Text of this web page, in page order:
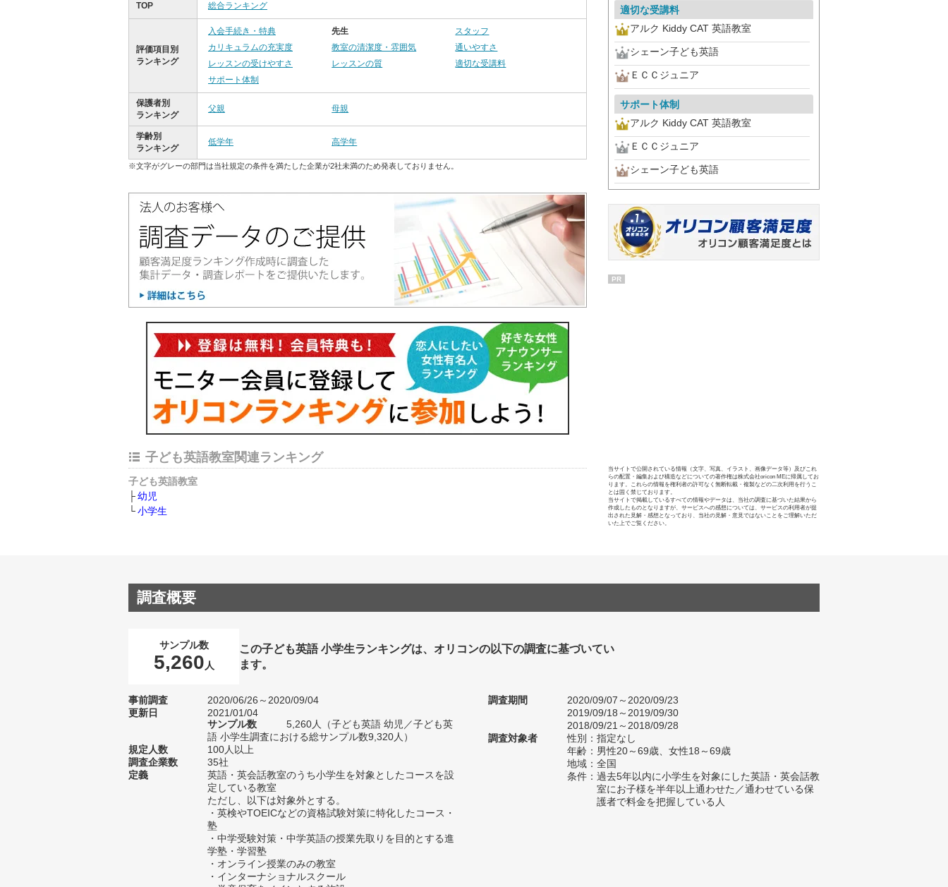
TOP 総合ランキング
評価項目別
ランキング
入会手続き・特典 先生
スタッフ
カリキュラムの充実度
教室の清潔度・雰囲気
通いやすさ
レッスンの受けやすさ
レッスンの質
適切な受講料
サポート体制
保護者別
ランキング
父親 母親
学齢別
ランキング
低学年 高学年
※文字がグレーの部門は当社規定の条件を満たした企業が2社未満のため発表しておりません。
子ども英語教室関連ランキング
子ども英語教室
幼児
小学生
適切な受講料
アルク Kiddy CAT 英語教室
シェーン子ども英語
ＥＣＣジュニア
サポート体制
アルク Kiddy CAT 英語教室
ＥＣＣジュニア
シェーン子ども英語
PR
当サイトで公開されている情報（文字、写真、イラスト、画像データ等）及びこれ
らの配置・編集および構造などについての著作権は株式会社oricon MEに帰属してお
ります。これらの情報を権利者の許可なく無断転載・複製などの二次利用を行うこ
とは固く禁じております。
当サイトで掲載しているすべての情報やデータは、当社の調査に基づいた結果から
作成したものとなりますが、サービスへの感想については、サービスの利用者が提
出された見解・感想となっており、当社の見解・意見ではないことをご理解いただ
いた上でご覧ください。
調査概要
サンプル数
5,260 人
この子ども英語 小学生ランキングは、オリコンの以下の調査に基づいてい
ます。
事前調査
2020/06/26～2020/09/04
更新日
2021/01/04
サンプル数
5,260人（子ども英語 幼児／子ども英
語 小学生調査における総サンプル数9,320人）
規定人数
100人以上
調査企業数
35社
定義
英語・英会話教室のうち小学生を対象としたコースを設
定している教室
ただし、以下は対象外とする。
・英検やTOEICなどの資格試験対策に特化したコース・
塾
・中学受験対策・中学英語の授業先取りを目的とする進
学塾・学習塾
・オンライン授業のみの教室
・インターナショナルスクール
調査期間
2020/09/07～2020/09/23
2019/09/18～2019/09/30
2018/09/21～2018/09/28
調査対象者
性別：指定なし
年齢：男性20～69歳、女性18～69歳
地域：全国
条件：過去5年以内に小学生を対象にした英語・英会話教
室にお子様を半年以上通わせた／通わせている保
護者で料金を把握している人